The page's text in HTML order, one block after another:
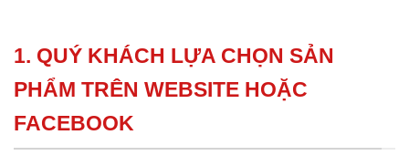
1. QUÝ KHÁCH LỰA CHỌN SẢN
PHẨM TRÊN WEBSITE HOẶC
FACEBOOK